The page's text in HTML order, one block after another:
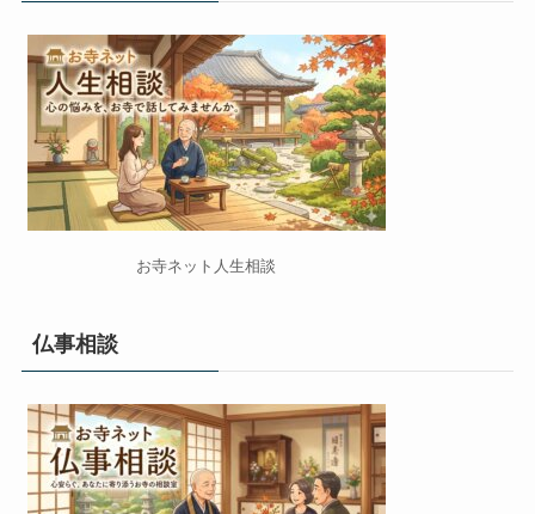
お寺ネット人生相談
仏事相談